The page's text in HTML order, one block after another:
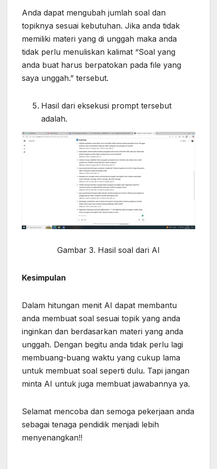
Anda dapat mengubah jumlah soal dan
topiknya sesuai kebutuhan. Jika anda tidak
memiliki materi yang di unggah maka anda
tidak perlu menuliskan kalimat “Soal yang
anda buat harus berpatokan pada file yang
saya unggah.” tersebut.
Hasil dari eksekusi prompt tersebut
adalah.
Gambar 3. Hasil soal dari AI
Kesimpulan
Dalam hitungan menit AI dapat membantu
anda membuat soal sesuai topik yang anda
inginkan dan berdasarkan materi yang anda
unggah. Dengan begitu anda tidak perlu lagi
membuang-buang waktu yang cukup lama
untuk membuat soal seperti dulu. Tapi jangan
minta AI untuk juga membuat jawabannya ya.
Selamat mencoba dan semoga pekerjaan anda
sebagai tenaga pendidik menjadi lebih
menyenangkan!!